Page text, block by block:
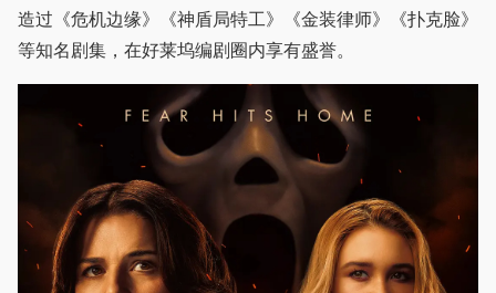
造过《危机边缘》《神盾局特工》《金装律师》《扑克脸》
等知名剧集，在好莱坞编剧圈内享有盛誉。